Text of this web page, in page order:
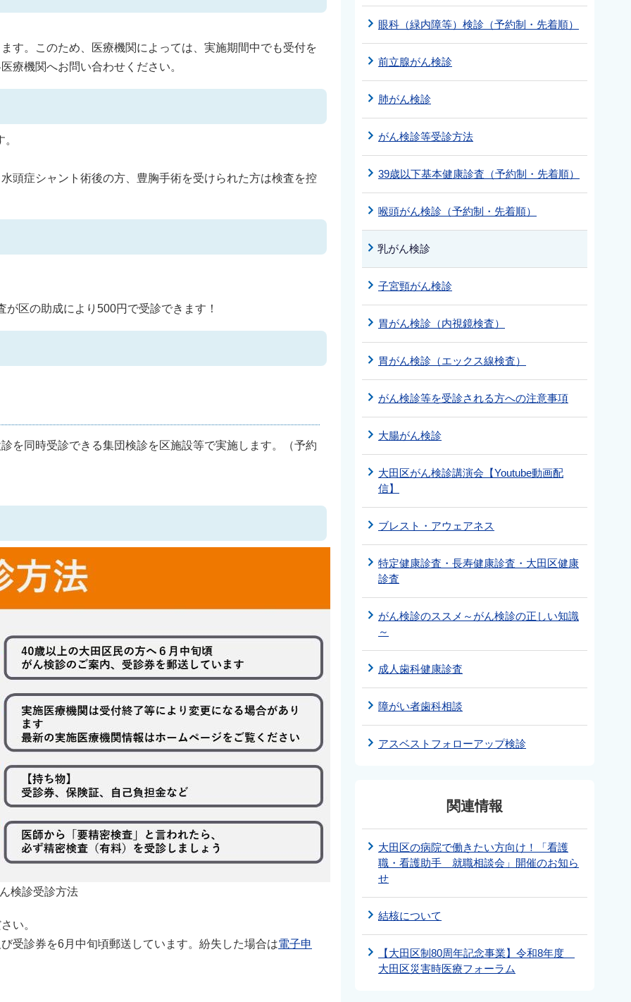
す。このため、医療機関によっては、実施期間中でも受付を
療機関へお問い合わせください。
頭症シャント術後の方、豊胸手術を受けられた方は検査を控
区の助成により500円で受診できます！
を同時受診できる集団検診を区施設等で実施します。（予約
検診受診方法
い。
受診券を6月中旬頃郵送しています。紛失した場合は電子申
眼科（緑内障等）検診（予約制・先着順）
前立腺がん検診
肺がん検診
がん検診等受診方法
39歳以下基本健康診査（予約制・先着順）
喉頭がん検診（予約制・先着順）
乳がん検診
子宮頸がん検診
胃がん検診（内視鏡検査）
胃がん検診（エックス線検査）
がん検診等を受診される方への注意事項
大腸がん検診
大田区がん検診講演会【Youtube動画配
信】
ブレスト・アウェアネス
特定健康診査・長寿健康診査・大田区健康
診査
がん検診のススメ～がん検診の正しい知識
～
成人歯科健康診査
障がい者歯科相談
アスベストフォローアップ検診
関連情報
大田区の病院で働きたい方向け！「看護
職・看護助手 就職相談会」開催のお知ら
せ
結核について
【大田区制80周年記念事業】令和8年度
大田区災害時医療フォーラム